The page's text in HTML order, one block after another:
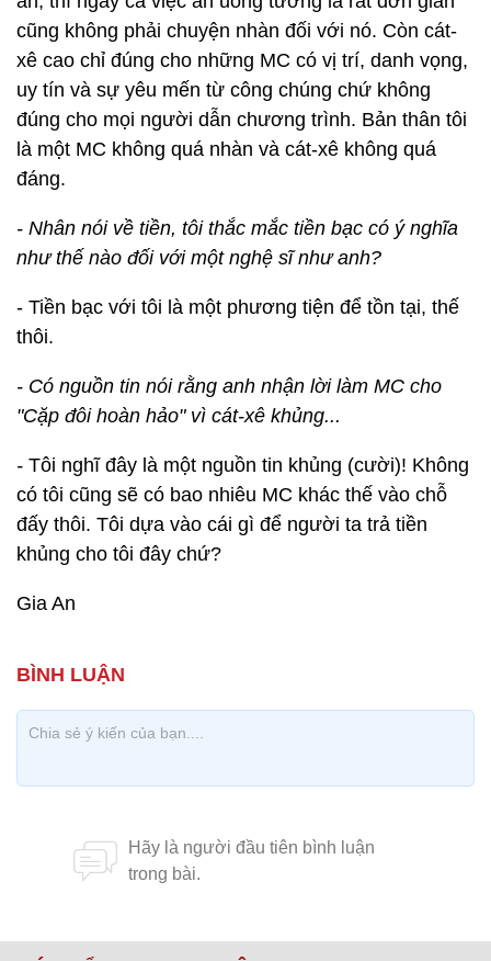
cũng không phải chuyện nhàn đối với nó. Còn cát-
xê cao chỉ đúng cho những MC có vị trí, danh vọng,
uy tín và sự yêu mến từ công chúng chứ không
đúng cho mọi người dẫn chương trình. Bản thân tôi
là một MC không quá nhàn và cát-xê không quá
đáng.
- Nhân nói về tiền, tôi thắc mắc tiền bạc có ý nghĩa
như thế nào đối với một nghệ sĩ như anh?
- Tiền bạc với tôi là một phương tiện để tồn tại, thế
thôi.
- Có nguồn tin nói rằng anh nhận lời làm MC cho
"Cặp đôi hoàn hảo" vì cát-xê khủng...
- Tôi nghĩ đây là một nguồn tin khủng (cười)! Không
có tôi cũng sẽ có bao nhiêu MC khác thế vào chỗ
đấy thôi. Tôi dựa vào cái gì để người ta trả tiền
khủng cho tôi đây chứ?
Gia An